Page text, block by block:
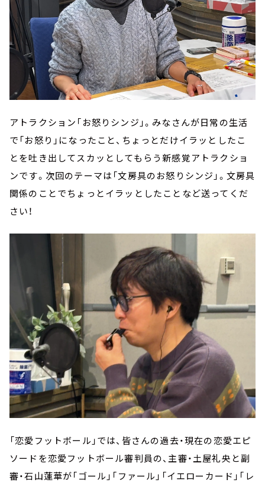
アトラクション「お怒りシンジ」。みなさんが日常の生活
で「お怒り」になったこと、ちょっとだけイラッとしたこ
とを吐き出してスカッとしてもらう新感覚アトラクショ
ンです。次回のテーマは「文房具のお怒りシンジ」。文房具
関係のことでちょっとイラッとしたことなど送ってくだ
さい！
「恋愛フットボール」では、皆さんの過去・現在の恋愛エピ
ソードを恋愛フットボール審判員の、主審・土屋礼央と副
審・石山蓮華が「ゴール」「ファール」「イエローカード」「レ